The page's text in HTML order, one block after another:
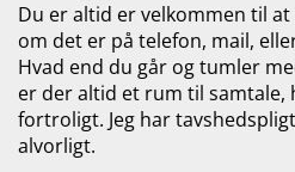
Du er altid er velkommen til
om det er på telefon, mail,
Hvad end du går og tumler
er der altid et rum til samtale,
fortroligt. Jeg har
alvorligt.